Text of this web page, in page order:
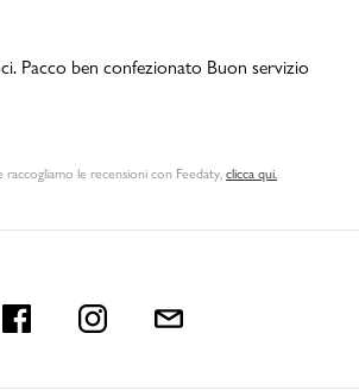
Pacco ben confezionato Buon servizio
raccogliamo le recensioni con Feedaty, clicca qui.